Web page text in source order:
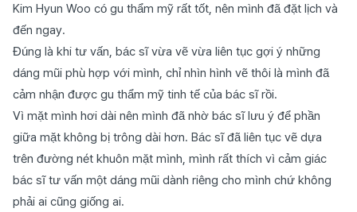
Kim Hyun Woo có gu thẩm mỹ rất tốt, nên mình đã đặt lịch và
đến ngay.
Đúng là khi tư vấn, bác sĩ vừa vẽ vừa liên tục gợi ý những
dáng mũi phù hợp với mình, chỉ nhìn hình vẽ thôi là mình đã
cảm nhận được gu thẩm mỹ tinh tế của bác sĩ rồi.
Vì mặt mình hơi dài nên mình đã nhờ bác sĩ lưu ý để phần
giữa mặt không bị trông dài hơn. Bác sĩ đã liên tục vẽ dựa
trên đường nét khuôn mặt mình, mình rất thích vì cảm giác
bác sĩ tư vấn một dáng mũi dành riêng cho mình chứ không
phải ai cũng giống ai.